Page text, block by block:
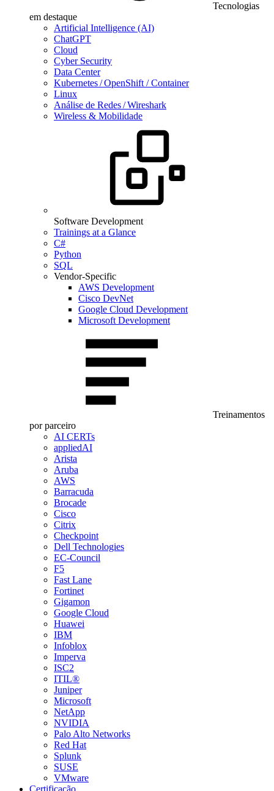
Tecnologias
em destaque
Artificial Intelligence (AI)
ChatGPT
Cloud
Cyber Security
Data Center
Kubernetes / OpenShift / Container
Linux
Análise de Redes / Wireshark
Wireless & Mobilidade
Software Development
Trainings at a Glance
C#
Python
SQL
Vendor-Specific
AWS Development
Cisco DevNet
Google Cloud Development
Microsoft Development
Treinamentos
por parceiro
AI CERTs
appliedAI
Arista
Aruba
AWS
Barracuda
Brocade
Cisco
Citrix
Checkpoint
Dell Technologies
EC-Council
F5
Fast Lane
Fortinet
Gigamon
Google Cloud
Huawei
IBM
Infoblox
Imperva
ISC2
ITIL®
Juniper
Microsoft
NetApp
NVIDIA
Palo Alto Networks
Red Hat
Splunk
SUSE
VMware
Certificação